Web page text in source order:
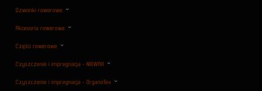
Dzwonki rowerowe
Akcesoria rowerowe
Części rowerowe
Czyszczenie i impregnacja - NIKWAX
Czyszczenie i impregnacja - OrganoTex